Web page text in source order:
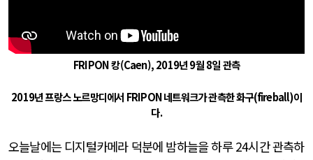
FRIPON 캉(Caen), 2019년 9월 8일 관측
2019년 프랑스 노르망디에서 FRIPON네트워크가 관측한 화구(fireball)이
다.
오늘날에는 디지털카메라 덕분에 밤하늘을 하루24시간 관측하